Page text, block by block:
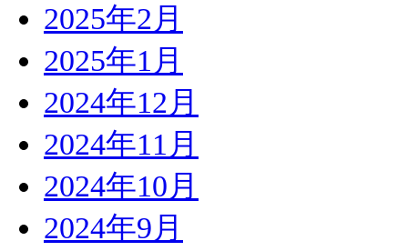
2025年2月
2025年1月
2024年12月
2024年11月
2024年10月
2024年9月